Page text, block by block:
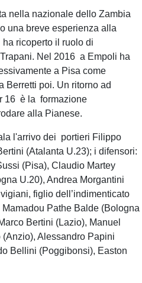
nella nazionale dello Zambia
una breve esperienza alla
ricoperto il ruolo di
Nel 2016 a Empoli ha
a Pisa come
Berretti poi. Un ritorno ad
16 è la formazione
alla Pianese.
l'arrivo dei portieri Filippo
(Atalanta U.23); i difensori:
(Pisa), Claudio Martey
U.20), Andrea Morgantini
figlio dell’indimenticato
Pathe Balde (Bologna
Bertini (Lazio), Manuel
Alessandro Papini
Bellini (Poggibonsi), Easton